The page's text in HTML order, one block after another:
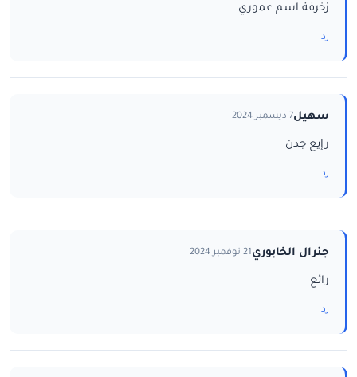
زخرفة اسم عموري
رد
سهيل7 ديسمبر 2024
رإيع جدن
رد
جنرال الخابوري21 نوفمبر 2024
رائع
رد